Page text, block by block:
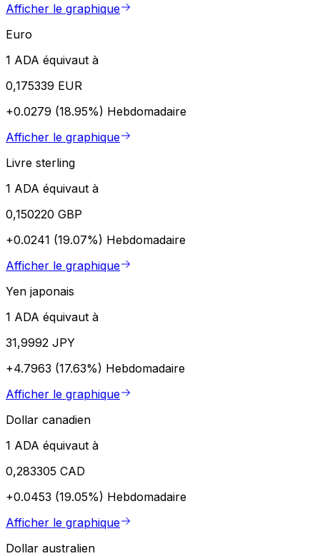
Afficher le graphique
Euro
1 ADA équivaut à
0,175339 EUR
+0.0279 (18.95%) Hebdomadaire
Afficher le graphique
Livre sterling
1 ADA équivaut à
0,150220 GBP
+0.0241 (19.07%) Hebdomadaire
Afficher le graphique
Yen japonais
1 ADA équivaut à
31,9992 JPY
+4.7963 (17.63%) Hebdomadaire
Afficher le graphique
Dollar canadien
1 ADA équivaut à
0,283305 CAD
+0.0453 (19.05%) Hebdomadaire
Afficher le graphique
Dollar australien